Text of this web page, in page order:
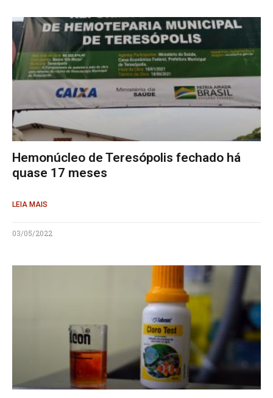
Hemonúcleo de Teresópolis fechado há
quase 17 meses
LEIA MAIS
03/05/2022